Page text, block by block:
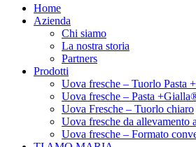
Skip
Home
Azienda
Chi siamo
La nostra storia
Partners
Prodotti
Uova fresche – Tuorlo Pasta
Uova fresche – Pasta
Uova Fresche – Tuorlo chiaro
Uova fresche da allevamento
Uova fresche – Formato